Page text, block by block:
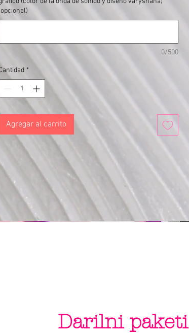
0/500
*
Agregar al carrito
(foto y video)
Darilni paketi